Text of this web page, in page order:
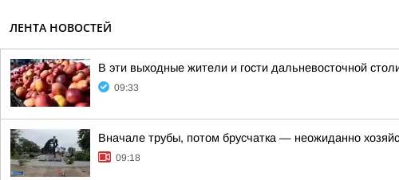
ЛЕНТА НОВОСТЕЙ
В эти выходные жители и гости дальневосточной
09:33
Вначале трубы, потом брусчатка — неожиданно
09:18